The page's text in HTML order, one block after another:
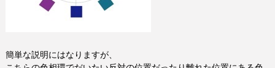
簡単な説明にはなりますが、